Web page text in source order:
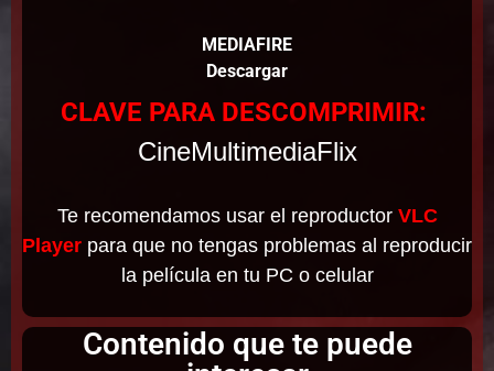
MEDIAFIRE
Descargar
CLAVE PARA DESCOMPRIMIR:
CineMultimediaFlix
Te recomendamos usar el reproductor VLC
Player para que no tengas problemas al reproducir
la película en tu PC o celular
Contenido que te puede